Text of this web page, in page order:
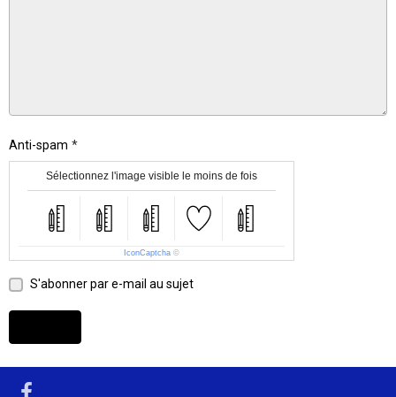
Anti-spam
Sélectionnez l'image visible le moins de fois
IconCaptcha ©
S'abonner par e-mail au sujet